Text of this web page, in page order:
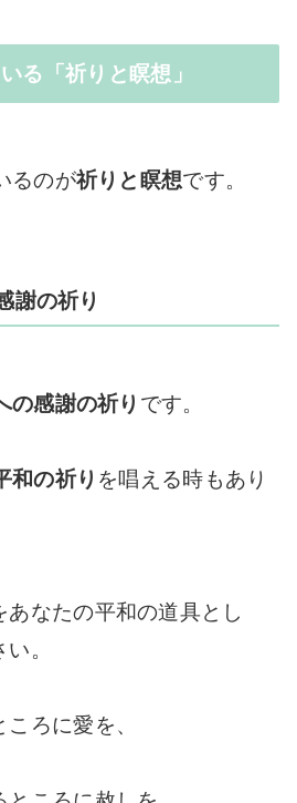
る「祈りと瞑想」
るのが祈りと瞑想です。
謝の祈り
の感謝の祈り です。
和の祈り を唱える時もあり
あなたの平和の道具とし
。
ろに愛を、